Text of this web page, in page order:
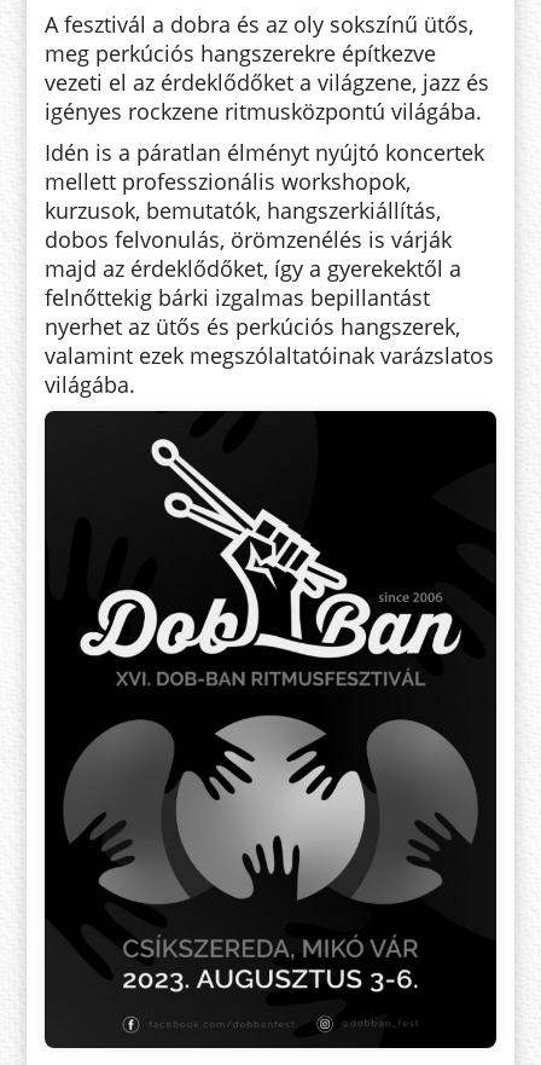
A fesztivál a dobra és az oly sokszínű ütős,
meg perkúciós hangszerekre építkezve
vezeti el az érdeklődőket a világzene, jazz és
igényes rockzene ritmusközpontú világába.
Idén is a páratlan élményt nyújtó koncertek
mellett professzionális workshopok,
kurzusok, bemutatók, hangszerkiállítás,
dobos felvonulás, örömzenélés is várják
majd az érdeklődőket, így a gyerekektől a
felnőttekig bárki izgalmas bepillantást
nyerhet az ütős és perkúciós hangszerek,
valamint ezek megszólaltatóinak varázslatos
világába.